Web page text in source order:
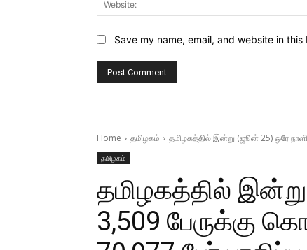
Save my name, email, and website in